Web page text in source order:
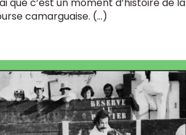
camarguaise. (…)